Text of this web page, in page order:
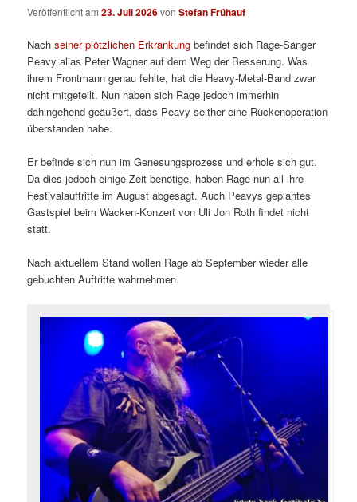
Veröffentlicht am23. Juli 2026vonStefan Frühauf
Nachseiner plötzlichen Erkrankung befindet sich Rage-Sänger
Peavy alias Peter Wagner auf dem Weg der Besserung. Was
ihrem Frontmann genau fehlte, hat die Heavy-Metal-Band zwar
nicht mitgeteilt. Nun haben sich Rage jedoch immerhin
dahingehend geäußert, dass Peavy seither eine Rückenoperation
überstanden habe.
Er befinde sich nun im Genesungsprozess und erhole sich gut.
Da dies jedoch einige Zeit benötige, haben Rage nun all ihre
Festivalauftritte im August abgesagt. Auch Peavys geplantes
Gastspiel beim Wacken-Konzert von Uli Jon Roth findet nicht
statt.
Nach aktuellem Stand wollen Rage ab September wieder alle
gebuchten Auftritte wahrnehmen.